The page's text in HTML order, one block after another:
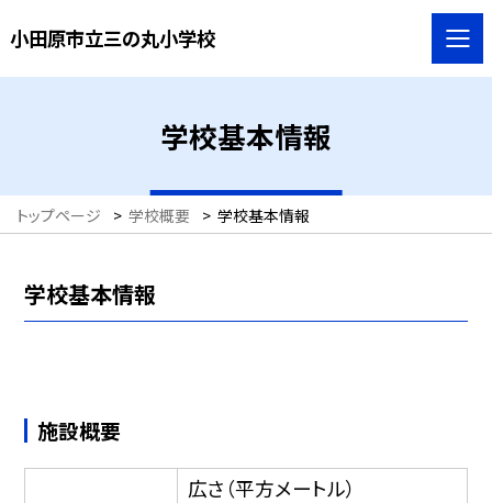
小田原市立三の丸小学校
学校基本情報
トップページ > 学校概要 > 学校基本情報
学校基本情報
施設概要
広さ（平方メートル）